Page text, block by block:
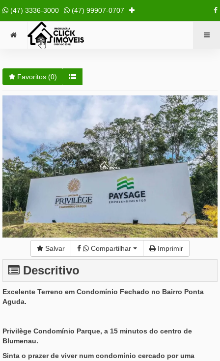
(47) 3336-3000 (47) 99907-0707
Favoritos (0)
Salvar Compartilhar Imprimir
Descritivo
Excelente Terreno em Condomínio Fechado no Bairro Ponta
Aguda.
Privilège Condomínio Parque, a 15 minutos do centro de
Blumenau.
Sinta o prazer de viver num condomínio cercado por uma